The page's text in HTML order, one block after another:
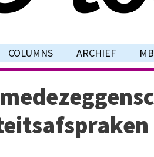
COLUMNS ARCHIEF